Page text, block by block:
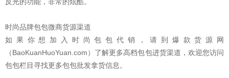
时尚品牌包包微商货源渠道
如果你想加入时尚包包代销，请到爆款货源网
（BaoKuanHuoYuan.com）了解更多高档包包进货渠道，欢迎您访问
包包栏目寻找更多包包批发拿货信息。